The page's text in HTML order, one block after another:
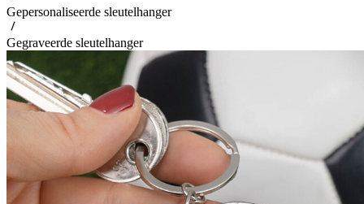
Gepersonaliseerde sleutelhanger
Gegraveerde sleutelhanger